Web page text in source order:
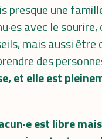
presque une
avec le sourire,
mais aussi être
des
et elle est
est libre